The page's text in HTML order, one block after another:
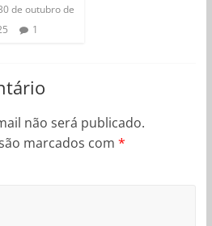
de outubro de
1
não será publicado.
marcados com *